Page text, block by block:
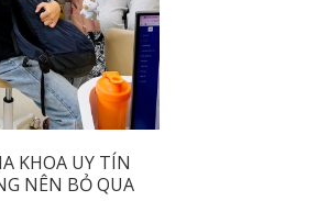
KHOA UY TÍN
NÊN BỎ QUA